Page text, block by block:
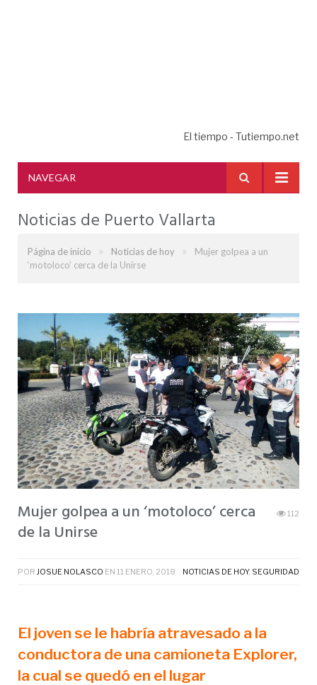
El tiempo - Tutiempo.net
NAVEGAR
Noticias de Puerto Vallarta
Página de inicio » Noticias de hoy »
Mujer golpea a un
‘motoloco’ cerca de la Unirse
Mujer golpea a un ‘motoloco’ cerca
de la Unirse
112
POR JOSUE NOLASCO EN 11 ENERO, 2018 NOTICIAS DE HOY, SEGURIDAD
El joven se le habría atravesado a la
conductora de una camioneta Explorer,
la cual se quedó en el lugar